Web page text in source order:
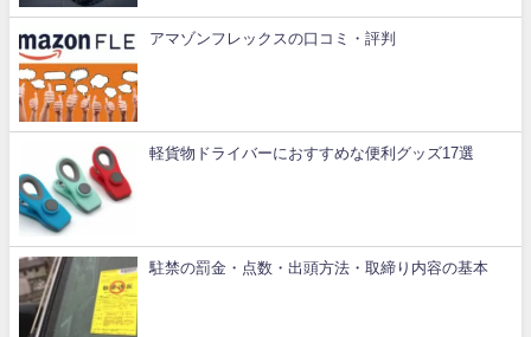
アマゾンフレックスの口コミ・評判
軽貨物ドライバーにおすすめな便利グッズ17選
駐禁の罰金・点数・出頭方法・取締り内容の基本